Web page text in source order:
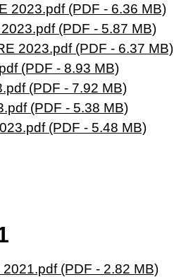
2023.pdf (PDF - 6.36 MB)
2023.pdf (PDF - 5.87 MB)
2023.pdf (PDF - 6.37 MB)
(PDF - 8.93 MB)
(PDF - 7.92 MB)
(PDF - 5.38 MB)
(PDF - 5.48 MB)
2021.pdf (PDF - 2.82 MB)